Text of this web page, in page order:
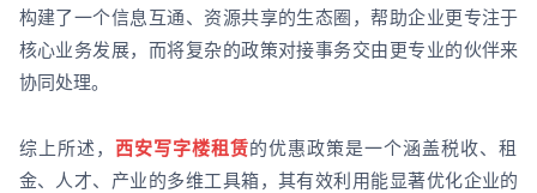
构建了一个信息互通、资源共享的生态圈，帮助企业更专注于
核心业务发展，而将复杂的政策对接事务交由更专业的伙伴来
协同处理。
综上所述， 西安写字楼租赁的优惠政策是一个涵盖税收、租
金、人才、产业的多维工具箱，其有效利用能显著优化企业的